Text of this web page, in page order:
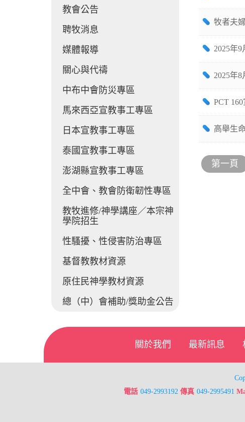
教會公告
聘牧消息
媒體報導
關心與代禱
中布中會防災專區
馬來西亞宣教事工專區
日本宣教事工專區
泰國宣教事工專區
澎湖縣宣教事工專區
全中會、教會防衛韌性專區
教牧進修/神學講座／本宗神
學院招生
性騷擾、性侵害防治專區
基督教教材資源
原住民神學教材資源
總（中）會補助/獎助金公告
牧者夫
2025年
2025年
PCT
高舉生
第一頁
關於我們 最新訊息
電話 049-2993192 傳真 049-2995491